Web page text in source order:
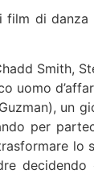
di
Smith,
uomo
un
per